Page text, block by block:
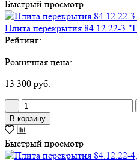
Быстрый просмотр
Плита перекрытия 84.12.22-3
Рейтинг:
Розничная цена:
13 300 руб.
−
В корзину
Быстрый просмотр